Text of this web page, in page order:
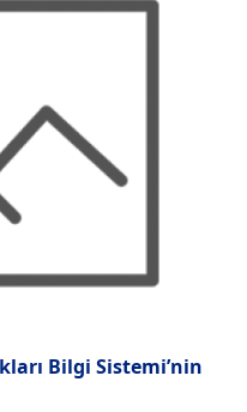
Bilgi Sistemi’nin